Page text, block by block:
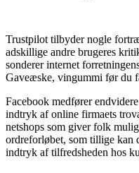
Trustpilot tilbyder nogle
adskillige andre brugeres
sonderer internet
Gaveæske, vingummi før du
Facebook medfører
indtryk af online firmaets
netshops som giver folk
ordreforløbet, som tillige kan
indtryk af tilfredsheden hos